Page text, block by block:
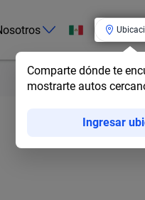
Comparte dónde te
mostrarte autos
Ingresar